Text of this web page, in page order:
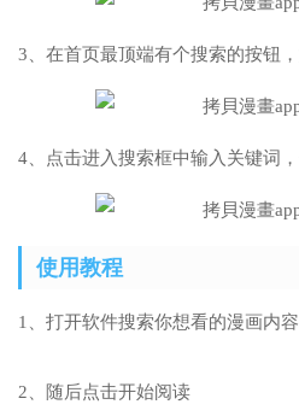
3、在首页最顶端有个搜索的按钮，
4、点击进入搜索框中输入关键词，
使用教程
1、打开软件搜索你想看的漫画内容
2、随后点击开始阅读